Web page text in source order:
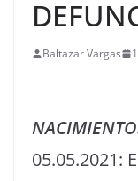
Baltazar Vargas
05.05.2021: